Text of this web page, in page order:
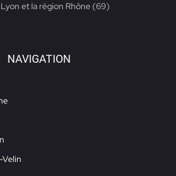
et la région Rhône (69)
NAVIGATION